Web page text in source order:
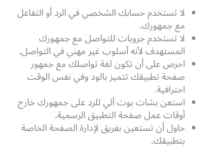
لا تستخدم حسابك الشخصي في الرد أو التفاعل
مع جمهورك.
لا تستخدم جروبات للتواصل مع جمهورك
المستهدف لأنه أسلوب غير مهني في التواصل.
احرص على أن تكون لغة تواصلك مع جمهور
صفحة تطبيقك تتميز بالود وفي نفس الوقت
احترافية.
استعن بشات بوت ألي للرد على جمهورك خارج
أوقات عمل صفحة التطبيق الرسمية.
حاول أن تستعين بفريق لإدارة الصفحة الخاصة
بتطبيقك.